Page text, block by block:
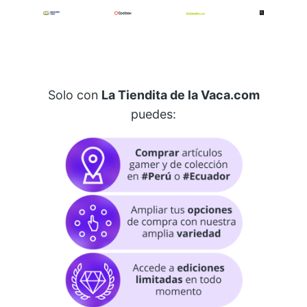
Solo con La Tiendita de la Vaca.com
puedes: